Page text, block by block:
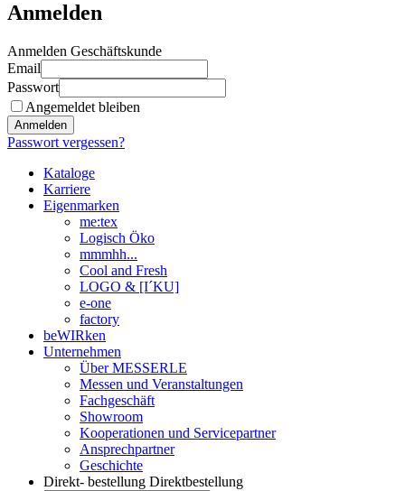
Anmelden
Anmelden Geschäftskunde
Email
Passwort
Angemeldet bleiben
Anmelden
Passwort vergessen?
Kataloge
Karriere
Eigenmarken
me:tex
Logisch Öko
mmmhh...
Cool and Fresh
LOGO & [I´KU]
e-one
factory
beWIRken
Unternehmen
Über MESSERLE
Messen und Veranstaltungen
Fachgeschäft
Showroom
Kooperationen und Servicepartner
Ansprechpartner
Geschichte
Direkt- bestellung Direktbestellung